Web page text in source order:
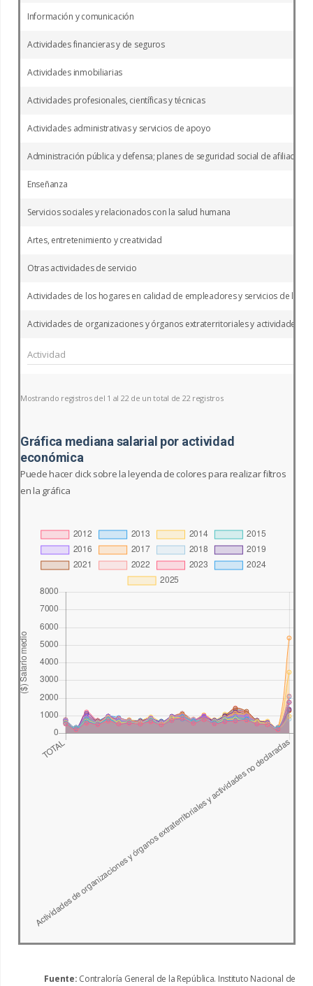
Información y comunicación
Actividades financieras y de seguros
Actividades inmobiliarias
Actividades profesionales, científicas y técnicas
Actividades administrativas y servicios de apoyo
Administración pública y defensa; planes de seguridad social de afiliación
Enseñanza
Servicios sociales y relacionados con la salud humana
Artes, entretenimiento y creatividad
Otras actividades de servicio
Actividades de los hogares en calidad de empleadores y servicios de los
Actividades de organizaciones y órganos extraterritoriales y actividades
Mostrando registros del 1 al 22 de un total de 22 registros
Gráfica mediana salarial por actividad
económica
Puede hacer click sobre la leyenda de colores para realizar filtros
en la gráfica
Fuente: Contraloría General de la República. Instituto Nacional de